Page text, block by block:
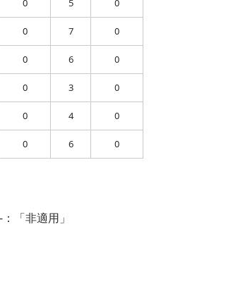
0 5 0
0 7 0
0 6 0
0 3 0
0 4 0
0 6 0
「非適用」